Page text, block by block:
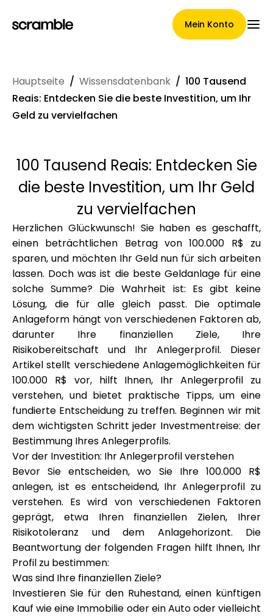
Mein Konto
Hauptseite
Konditionen der
Forderungsabtretung
Markengalerie
Markenauswahl
Rechner
Rundenverlauf
Blog
Kontaktieren Sie uns
Hilfe
Hauptseite / Wissensdatenbank / 100 Tausend
Reais: Entdecken Sie die beste Investition, um Ihr
Geld zu vervielfachen
100 Tausend Reais: Entdecken Sie
die beste Investition, um Ihr Geld
zu vervielfachen
Herzlichen Glückwunsch! Sie haben es geschafft,
einen beträchtlichen Betrag von 100.000 R$ zu
sparen, und möchten Ihr Geld nun für sich arbeiten
lassen. Doch was ist die beste Geldanlage für eine
solche Summe? Die Wahrheit ist: Es gibt keine
Lösung, die für alle gleich passt. Die optimale
Anlageform hängt von verschiedenen Faktoren ab,
darunter Ihre finanziellen Ziele, Ihre
Risikobereitschaft und Ihr Anlegerprofil. Dieser
Artikel stellt verschiedene Anlagemöglichkeiten für
100.000 R$ vor, hilft Ihnen, Ihr Anlegerprofil zu
verstehen, und bietet praktische Tipps, um eine
fundierte Entscheidung zu treffen. Beginnen wir mit
dem wichtigsten Schritt jeder Investmentreise: der
Bestimmung Ihres Anlegerprofils.
Vor der Investition: Ihr Anlegerprofil verstehen
Bevor Sie entscheiden, wo Sie Ihre 100.000 R$
anlegen, ist es entscheidend, Ihr Anlegerprofil zu
verstehen. Es wird von verschiedenen Faktoren
geprägt, etwa Ihren finanziellen Zielen, Ihrer
Risikotoleranz und dem Anlagehorizont. Die
Beantwortung der folgenden Fragen hilft Ihnen, Ihr
Profil zu bestimmen:
Was sind Ihre finanziellen Ziele?
Investieren Sie für den Ruhestand, einen künftigen
Kauf wie eine Immobilie oder ein Auto oder vielleicht